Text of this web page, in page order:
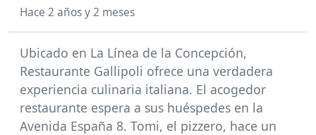
Hace 2 años y 2 meses
Ubicado en La Línea de la Concepción,
Restaurante Gallipoli ofrece una verdadera
experiencia culinaria italiana. El acogedor
restaurante espera a sus huéspedes en la
Avenida España 8. Tomi, el pizzero, hace un